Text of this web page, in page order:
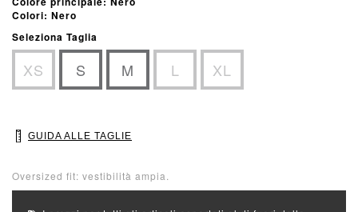
Colori: Nero
Seleziona Taglia
XS S M L XL
GUIDA ALLE TAGLIE
Oversized fit: vestibilità ampia.